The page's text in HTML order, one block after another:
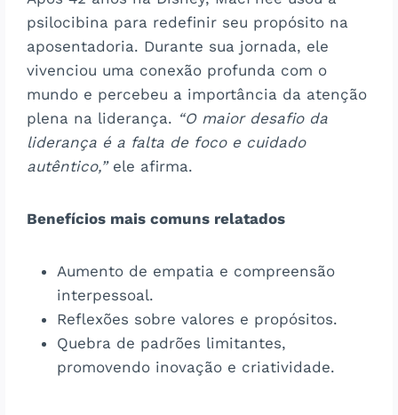
psilocibina para redefinir seu propósito na
aposentadoria. Durante sua jornada, ele
vivenciou uma conexão profunda com o
mundo e percebeu a importância da atenção
plena na liderança. “O maior desafio da
liderança é a falta de foco e cuidado
autêntico,”ele afirma.
Benefícios mais comuns relatados
Aumento de empatia e compreensão
interpessoal.
Reflexões sobre valores e propósitos.
Quebra de padrões limitantes,
promovendo inovação e criatividade.